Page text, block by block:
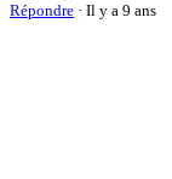
Répondre · Il y a 9 ans